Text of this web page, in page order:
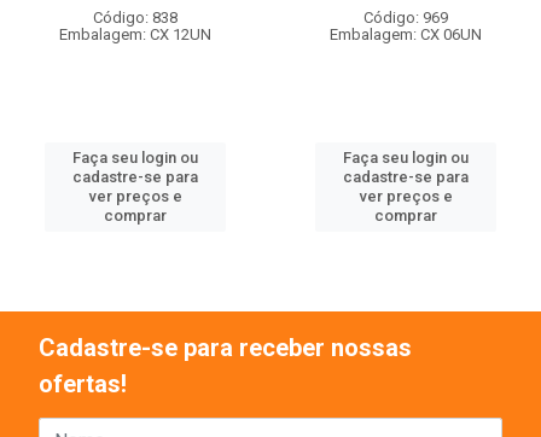
Código: 838
Embalagem: CX 12UN
Faça seu login ou
cadastre-se para
ver preços e
comprar
Código: 969
Embalagem: CX 06UN
Faça seu login ou
cadastre-se para
ver preços e
comprar
Cadastre-se para receber nossas
ofertas!